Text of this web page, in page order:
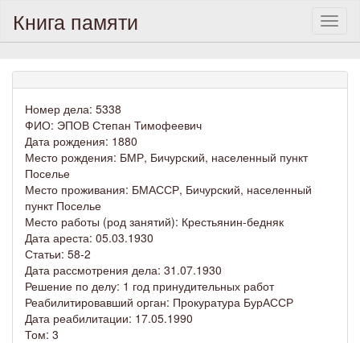
Книга памяти
Номер дела: 5338
ФИО: ЭПОВ Степан Тимофеевич
Дата рождения: 1880
Место рождения: БМР, Бичурский, населенный пункт
Поселье
Место проживания: БМАССР, Бичурский, населенный
пункт Поселье
Место работы (род занятий): Крестьянин-бедняк
Дата ареста: 05.03.1930
Статьи: 58-2
Дата рассмотрения дела: 31.07.1930
Решение по делу: 1 год принудительных работ
Реабилитировавший орган: Прокуратура БурАССР
Дата реабилитации: 17.05.1990
Том: 3